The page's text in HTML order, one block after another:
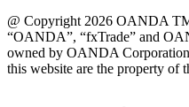
@ Copyright 2026 OANDA
“OANDA”, “fxTrade” and
owned by OANDA
this website are the property of